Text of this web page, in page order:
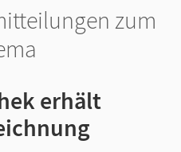
zum
erhält